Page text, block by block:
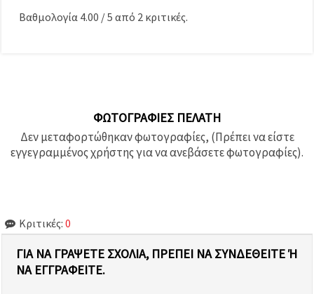
Βαθμολογία 4.00 /5 από 2 κριτικές.
ΦΩΤΟΓΡΑΦΊΕΣ ΠΕΛΆΤΗ
Δεν μεταφορτώθηκαν φωτογραφίες, (Πρέπει να είστε
εγγεγραμμένος χρήστης για να ανεβάσετε φωτογραφίες).
Κριτικές: 0
ΓΙΑ ΝΑ ΓΡΆΨΕΤΕ ΣΧΌΛΙΑ, ΠΡΈΠΕΙ ΝΑ ΣΥΝΔΕΘΕΊΤΕ Ή Ν
Α ΕΓΓΡΑΦΕΊΤΕ.